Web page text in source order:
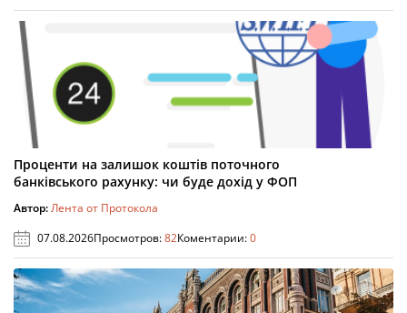
Проценти на залишок коштів поточного
банківського рахунку: чи буде дохід у ФОП
Автор:Лента от Протокола
07.08.2026Просмотров:82Коментарии:0